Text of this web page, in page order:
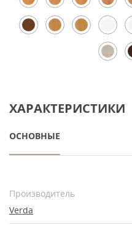
ХАРАКТЕРИСТИКИ
ОСНОВНЫЕ
Производитель
Verda